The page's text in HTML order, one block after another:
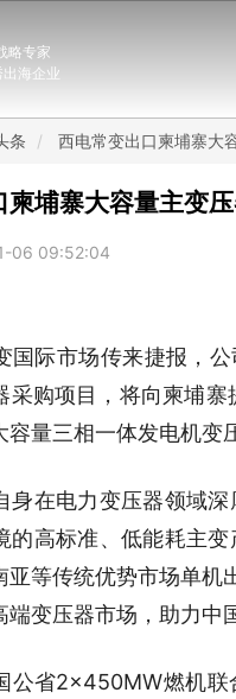
略专家
海企业
条 西电常变出口柬埔寨大
柬埔寨大容量主变
06 09:52:04
国际市场传来捷报，
采购项目，将向柬埔
容量三相一体发电机变
身在电力变压器领域
的高标准、低能耗主
亚等传统优势市场单机
变压器市场，助力中
公省2×450MW燃机联